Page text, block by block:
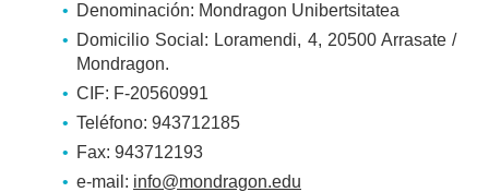
Denominación: Mondragon Unibertsitatea
Domicilio Social: Loramendi, 4, 20500 Arrasate /
Mondragon.
CIF: F-20560991
Teléfono: 943712185
Fax: 943712193
e-mail: info@mondragon.edu